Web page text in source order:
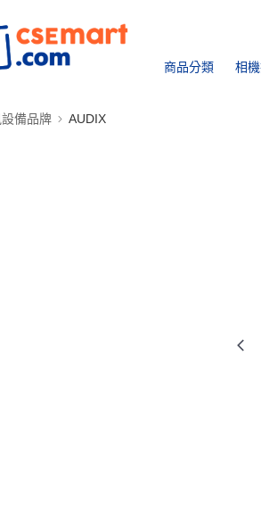
商品分類 相
備品牌 AUDIX